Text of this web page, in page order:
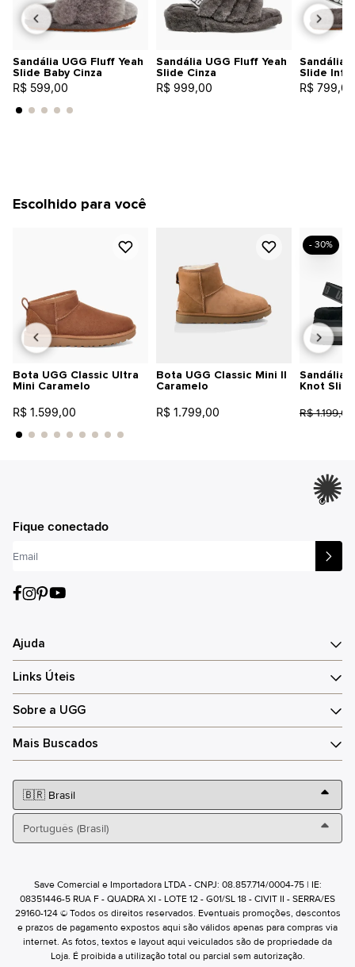
Sandália UGG Fluff Yeah
Slide Baby Cinza
R$ 599,00
Sandália UGG Fluff Yeah
Slide Cinza
R$ 999,00
Sandália
Slide
R$ 799,00
Escolhido para você
Bota UGG Classic Ultra
Mini Caramelo
R$ 1.599,00
Bota UGG Classic Mini II
Caramelo
R$ 1.799,00
Sandália
Knot
R$ 1.199,00
- 30%
®
Fique conectado
Ajuda
Links Úteis
Sobre a UGG
Mais Buscados
Save Comercial e Importadora LTDA - CNPJ: 08.857.714/0004-75 | IE:
08351446-5 RUA F - QUADRA XI - LOTE 12 - G01/SL 18 - CIVIT II - SERRA/ES
29160-124 © Todos os direitos reservados. Eventuais promoções, descontos
e prazos de pagamento expostos aqui são válidos apenas para compras via
internet. As fotos, textos e layout aqui veiculados são de propriedade da
Loja. É proibida a utilização total ou parcial sem autorização.